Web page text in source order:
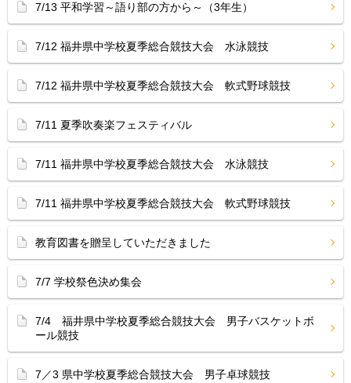
7/13 平和学習～語り部の方から～（3年生）
7/12 福井県中学校夏季総合競技大会 水泳競技
7/12 福井県中学校夏季総合競技大会 軟式野球競技
7/11 夏季吹奏楽フェスティバル
7/11 福井県中学校夏季総合競技大会 水泳競技
7/11 福井県中学校夏季総合競技大会 軟式野球競技
教育図書を贈呈していただきました
7/7 学校祭色決め集会
7/4 福井県中学校夏季総合競技大会 男子バスケットボ
ール競技
7／3 県中学校夏季総合競技大会 男子卓球競技